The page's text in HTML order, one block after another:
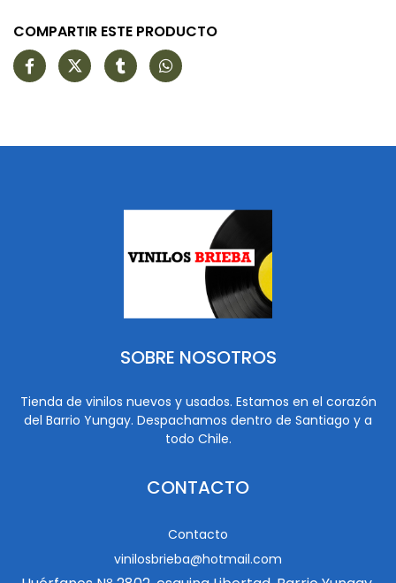
COMPARTIR ESTE PRODUCTO
SOBRE NOSOTROS
Tienda de vinilos nuevos y usados. Estamos en el corazón
del Barrio Yungay. Despachamos dentro de Santiago y a
todo Chile.
CONTACTO
Contacto
vinilosbrieba@hotmail.com